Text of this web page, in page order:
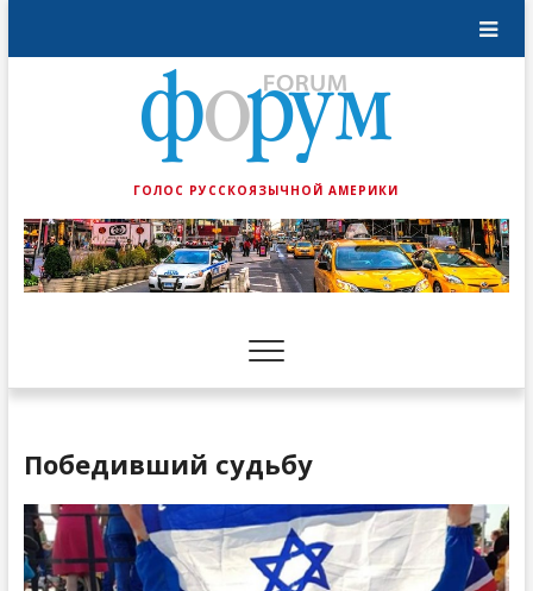
ГОЛОС РУССКОЯЗЫЧНОЙ АМЕРИКИ
Победивший судьбу